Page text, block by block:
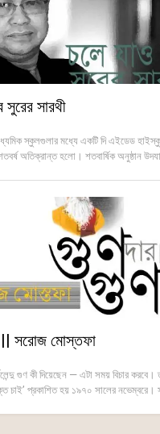
সারথী
স্কুলগুলার মধ্যে একটি দি এইডেড
শতবর্ষ অতিক্রান্ত হলো। শতবার্ষিক অনুষ্ঠান
সরোজ মোস্তফা
গুণ কী দিয়েছেন — এটা সময় বিচার
চাই’ প্রকাশিত হয় ১৯৭০ সালের নভেম্বরে।